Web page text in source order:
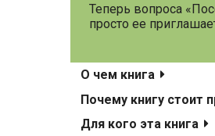
Теперь вопроса
просто ее
О чем книга
Почему книгу стоит
Для кого эта книга